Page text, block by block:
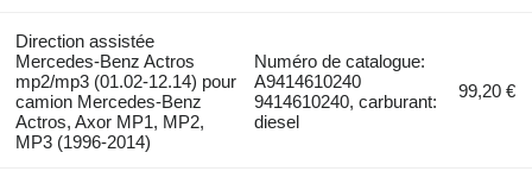
Direction assistée
Mercedes-Benz Actros
mp2/mp3 (01.02-12.14) pour
camion Mercedes-Benz
Actros, Axor MP1, MP2,
MP3 (1996-2014)
Numéro de catalogue:
A9414610240
9414610240, carburant:
diesel
99,20 €